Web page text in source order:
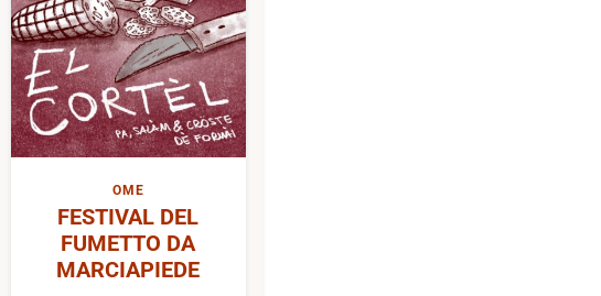
OME
FESTIVAL DEL
FUMETTO DA
MARCIAPIEDE